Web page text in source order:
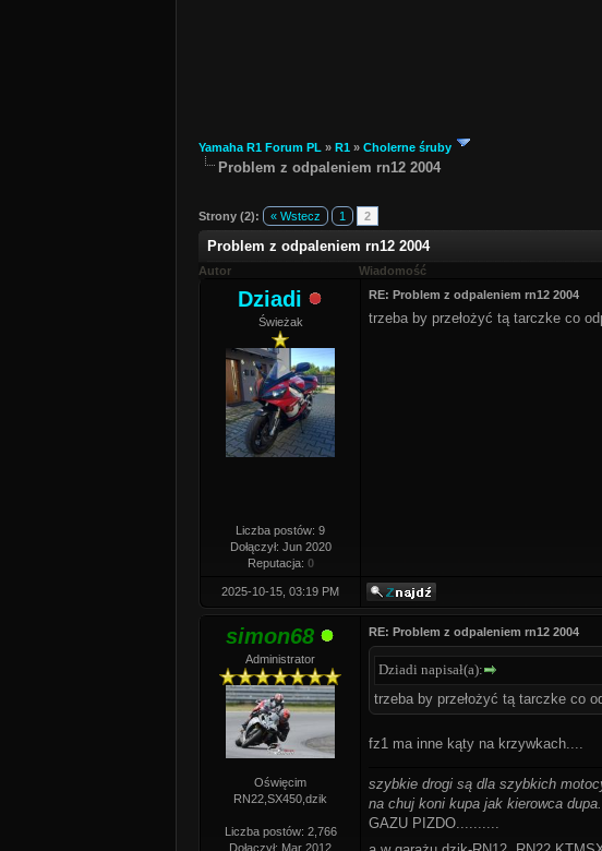
Yamaha R1 Forum PL » R1 » Cholerne śruby
Problem z odpaleniem rn12 2004
Strony (2): « Wstecz 1 2
Problem z odpaleniem rn12 2004
Autor Wiadomość
Dziadi
Świeżak
Liczba postów: 9
Dołączył: Jun 2020
Reputacja: 0
RE: Problem z odpaleniem rn12 2004
trzeba by przełożyć tą tarczke co
2025-10-15, 03:19 PM
simon68
Administrator
Oświęcim
RN22,SX450,dzik
Liczba postów: 2,766
Dołączył: Mar 2012
RE: Problem z odpaleniem rn12 2004
Dziadi napisał(a):
trzeba by przełożyć tą tarczke co
fz1 ma inne kąty na krzywkach....
szybkie drogi są dla szybkich
na chuj koni kupa jak kierowca
GAZU PIZDO..........